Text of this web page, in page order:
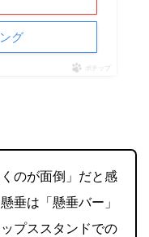
グ
ポチップ
のが面倒」だと感
垂は「懸垂バー」
プススタンドでの